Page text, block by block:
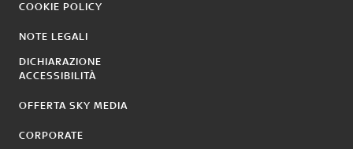
COOKIE POLICY
NOTE LEGALI
DICHIARAZIONE
ACCESSIBILITÀ
OFFERTA SKY MEDIA
CORPORATE